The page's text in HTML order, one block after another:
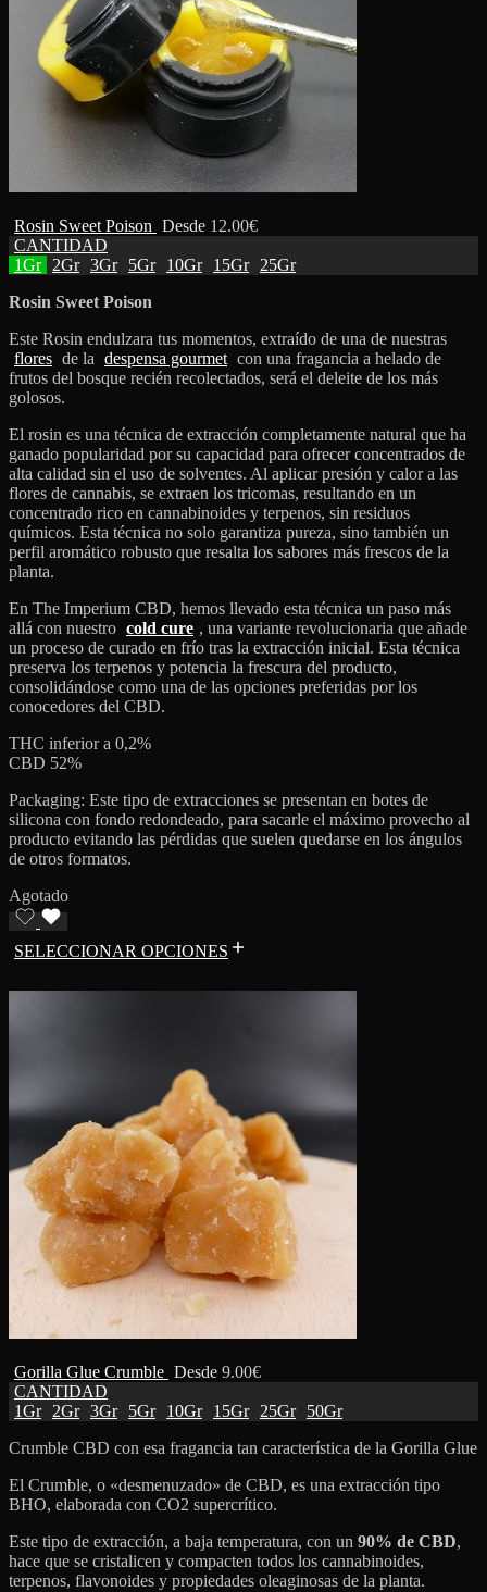
Rosin Sweet Poison Desde 12.00€
CANTIDAD
1Gr
2Gr 3Gr 5Gr 10Gr 15Gr
25Gr
Rosin Sweet Poison
Este Rosin endulzara tus momentos, extraído de una de nuestras
flores de la despensa gourmet con una fragancia a helado de
frutos del bosque recién recolectados, será el deleite de los más
golosos.
El rosin es una técnica de extracción completamente natural que ha
ganado popularidad por su capacidad para ofrecer concentrados de
alta calidad sin el uso de solventes. Al aplicar presión y calor a las
flores de cannabis, se extraen los tricomas, resultando en un
concentrado rico en cannabinoides y terpenos, sin residuos
químicos. Esta técnica no solo garantiza pureza, sino también un
perfil aromático robusto que resalta los sabores más frescos de la
planta.
En The Imperium CBD, hemos llevado esta técnica un paso más
allá con nuestro cold cure , una variante revolucionaria que añade
un proceso de curado en frío tras la extracción inicial. Esta técnica
preserva los terpenos y potencia la frescura del producto,
consolidándose como una de las opciones preferidas por los
conocedores del CBD.
THC inferior a 0,2%
CBD 52%
Packaging: Este tipo de extracciones se presentan en botes de
silicona con fondo redondeado, para sacarle el máximo provecho al
producto evitando las pérdidas que suelen quedarse en los ángulos
de otros formatos.
Agotado
SELECCIONAR OPCIONES
Gorilla Glue Crumble Desde 9.00€
CANTIDAD
1Gr
2Gr 3Gr 5Gr 10Gr 15Gr 25Gr
50Gr
Crumble CBD con esa fragancia tan característica de la Gorilla Glue
El Crumble, o «desmenuzado» de CBD, es una extracción tipo
BHO, elaborada con CO2 supercrítico.
Este tipo de extracción, a baja temperatura, con un 90% de CBD,
hace que se cristalicen y compacten todos los cannabinoides,
terpenos, flavonoides y propiedades oleaginosas de la planta.